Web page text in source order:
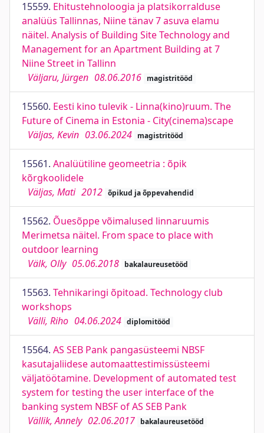
15559. Ehitustehnoloogia ja platsikorralduse
analüüs Tallinnas, Niine tänav 7 asuva elamu
näitel. Analysis of Building Site Technology and
Management for an Apartment Building at 7
Niine Street in Tallinn
Väljaru, Jürgen 08.06.2016 magistritööd
15560. Eesti kino tulevik - Linna(kino)ruum. The
Future of Cinema in Estonia - City(cinema)scape
Väljas, Kevin 03.06.2024 magistritööd
15561. Analüütiline geomeetria : õpik
kõrgkoolidele
Väljas, Mati 2012 õpikud ja õppevahendid
15562. Õuesõppe võimalused linnaruumis
Merimetsa näitel. From space to place with
outdoor learning
Välk, Olly 05.06.2018 bakalaureusetööd
15563. Tehnikaringi õpitoad. Technology club
workshops
Välli, Riho 04.06.2024 diplomitööd
15564. AS SEB Pank pangasüsteemi NBSF
kasutajaliidese automaattestimissüsteemi
väljatöötamine. Development of automated test
system for testing the user interface of the
banking system NBSF of AS SEB Pank
Vällik, Annely 02.06.2017 bakalaureusetööd